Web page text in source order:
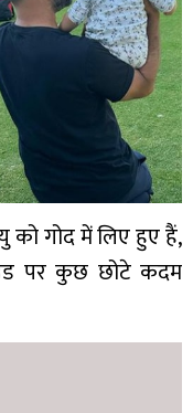
को गोद में लिए हुए हैं,
पर कुछ छोटे कदम